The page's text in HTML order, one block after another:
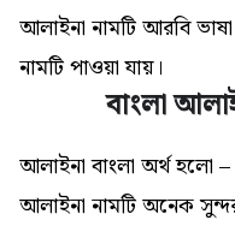
আলাইনা নামটি আরবি
নামটি পাওয়া যায়।
বাংলা
আলাইনা বাংলা অর্থ হলো –
আলাইনা নামটি অনেক